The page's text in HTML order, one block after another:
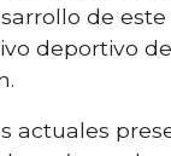
de
deportivo
actuales